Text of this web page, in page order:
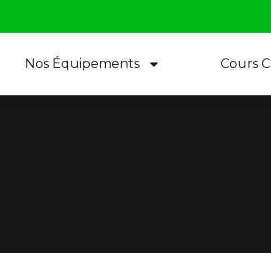
Nos Équipements Cours